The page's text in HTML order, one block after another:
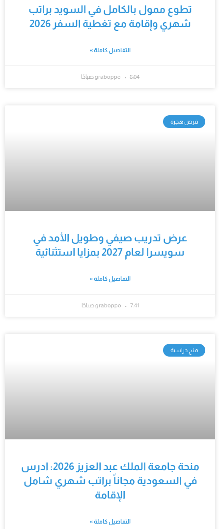
تطوع ممول بالكامل في السويد براتب
شهري وإقامة مع تغطية السفر 2026
التفاصيل كاملة »
graboppo 8:04 صباحًا
فرص هجرة
عرض تدريب صيفي وطويل الأمد في
سويسرا لعام 2027 بمزايا استثنائية
التفاصيل كاملة »
graboppo 7:41 صباحًا
منح دراسية
منحة جامعة الملك عبد العزيز 2026: ادرس
في السعودية مجاناً براتب شهري شامل
الإقامة
التفاصيل كاملة »